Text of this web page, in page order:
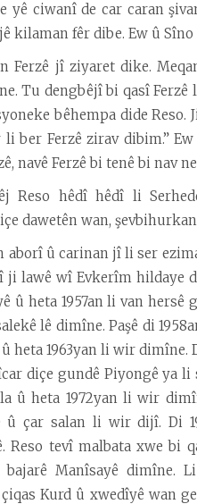
yê ciwanî de car caran
kilaman fêr dibe. Ew û
Ferzê jî ziyaret dike.
Tu dengbêjî bi qasî Ferzê
bêhempa dide
ber Ferzê zirav dibim.”
navê Ferzê bi tenê bi nav
Reso hêdî hêdî li
dawetên wan,
aborî û carinan jî li ser
lawê wî Evkerîm hildaye
û heta 1957an li van hersê
lê dimîne. Paşê di
heta 1963yan li wir dimîne.
diçe gundê Piyongê ya li
û heta 1972yan li wir
û çar salan li wir dijî. Di
Reso tevî malbata xwe bi
bajarê Manîsayê
Kurd û xwedîyê wan